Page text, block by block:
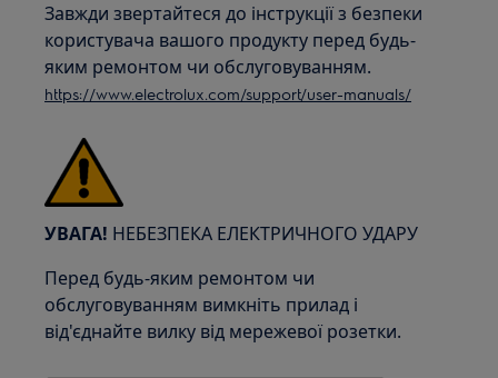
Завжди звертайтеся до інструкції з безпеки
користувача вашого продукту перед будь-
яким ремонтом чи обслуговуванням.
https://www.electrolux.com/support/user-manuals/
УВАГА! НЕБЕЗПЕКА ЕЛЕКТРИЧНОГО УДАРУ
Перед будь-яким ремонтом чи
обслуговуванням вимкніть прилад і
від'єднайте вилку від мережевої розетки.